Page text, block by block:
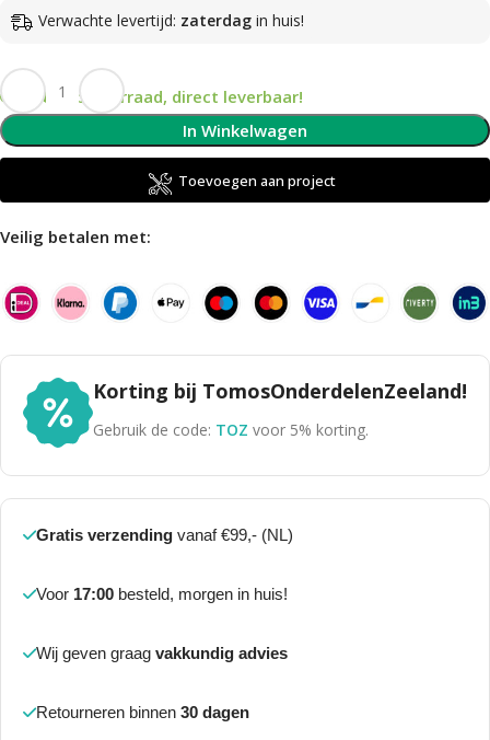
Verwachte levertijd: zaterdag in huis!
Op voorraad, direct leverbaar!
In Winkelwagen
Toevoegen aan project
Veilig betalen met:
Korting bij TomosOnderdelenZeeland!
Gebruik de code: TOZ voor 5% korting.
Gratis verzending vanaf €99,- (NL)
Voor 17:00 besteld, morgen in huis!
Wij geven graag vakkundig advies
Retourneren binnen 30 dagen